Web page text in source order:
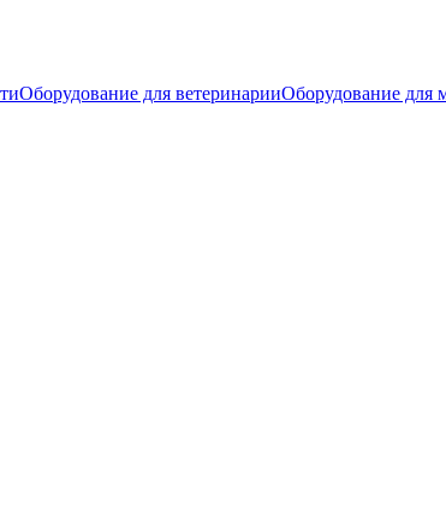
Оборудование для ветеринарииОборудование для